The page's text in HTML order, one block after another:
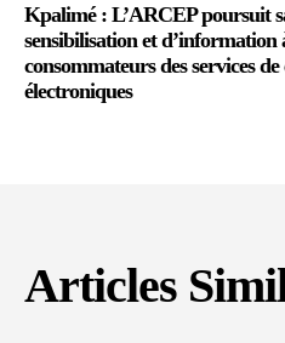
Kpalimé : L’ARCEP poursuit
sensibilisation et d’information
consommateurs des services
électroniques
Articles